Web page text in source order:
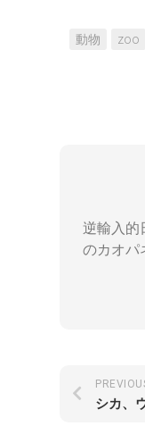
動物 zoo
逆輸入的
のカオパ
シカ、